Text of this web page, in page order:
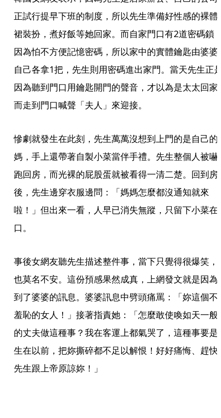
正試行提早下班的制度，所以先生準備好性感的裸體
裙裝扮，煮好飯等她回家。而自家門口有2道密碼鎖
因為怕不方便記憶密碼，所以家中的實體鑰匙由婆婆
自己各拿1把，先生則用密碼進出家門。當天先生正
因為聽到門口用鑰匙開門的聲音，才以為是太太回家
而走到門口喊聲「夫人」來迎接。
慘劇就發生在此刻，先生萬萬沒想到上門的是自己的
媽，手上還帶著自製小菜當伴手禮。先生整個人被嚇
跑回房，而光裸的屁股蛋就被看得一清二楚。回到房
後，先生邊穿衣服邊問：「媽媽怎麼都沒通知就來
啦！」但出來一看，人早已消失無蹤，只留下小菜在
口。
事後女網友聽先生描述整件事，當下只覺得很爆笑，
也莫名不安。這份預感果然成真，上網發文就是因為
到了婆婆的訊息。婆婆訊息中劈頭痛罵：「妳這個不
羞恥的女人！」接著指責她：「怎麼敢使喚如天一般
的丈夫做這種事？我在客運上都氣哭了，這種事要是
生在以前，把妳撕碎都不足以解恨！好好痛悔、趕快
先生跟上帝原諒妳！」